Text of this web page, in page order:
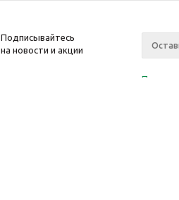
Подписывайтесь
на новости и акции